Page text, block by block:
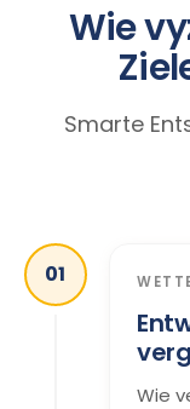
Wie
Smarte
01
Wie